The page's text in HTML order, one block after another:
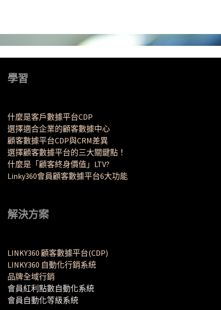
學習
什麼是客戶數據平台CDP
選擇適合企業的顧客數據中心
顧客數據平台CDP與CRM差異
選擇顧客數據平台的三大關鍵點！
什麼是「顧客終身價值」LTV?
Linky360會員顧客數據平台6大功能
解決方案
LINKY360 顧客數據平台(CDP)
LINKY360 自動化行銷系統
品牌全域行銷
會員紅利點數自動化系統
會員自動化等級系統